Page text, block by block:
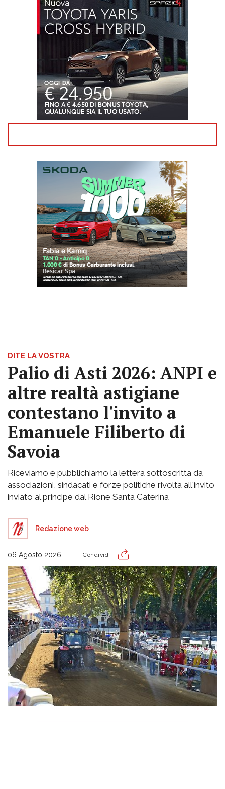
DITE LA VOSTRA
Palio di Asti 2026: ANPI e
altre realtà astigiane
contestano l'invito a
Emanuele Filiberto di
Savoia
Riceviamo e pubblichiamo la lettera sottoscritta da
associazioni, sindacati e forze politiche rivolta all'invito
inviato al principe dal Rione Santa Caterina
Redazione web
06 Agosto 2026 Condividi